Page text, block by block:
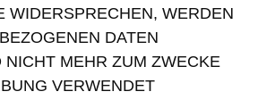
WIDERSPRECHEN, WERDEN
DATEN
NICHT MEHR ZUM ZWECKE
VERWENDET